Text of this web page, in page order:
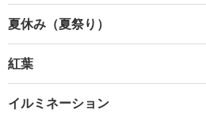
夏休み（夏祭り）
紅葉
イルミネーション